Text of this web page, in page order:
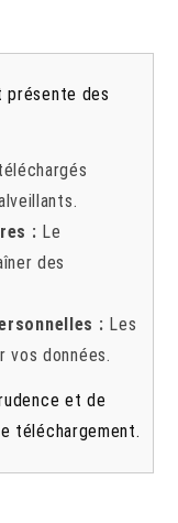
présente des
: Le
des
: Les
vos données.
et de
téléchargement.